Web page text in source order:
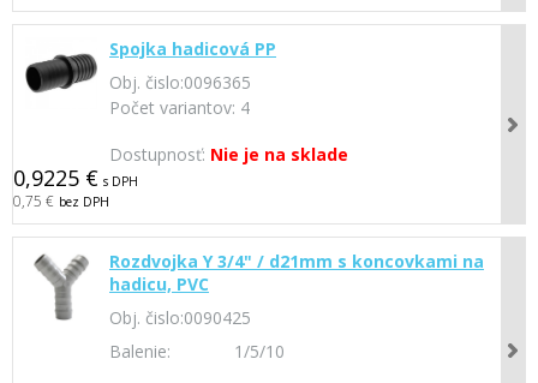
Spojka hadicová PP
Obj. čislo:0096365
Počet variantov: 4
Dostupnosť: Nie je na sklade
0,9225 € s DPH
0,75 € bez DPH
Rozdvojka Y 3/4" / d21mm s koncovkami na
hadicu, PVC
Obj. čislo:0090425
Balenie:
1/5/10